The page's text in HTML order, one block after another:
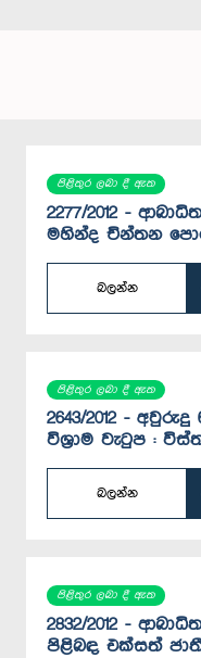
පිළිතුර ලබා දී ඇත
2277/2012 -
මහින්ද චින්තන
බලන්න
පිළිතුර ලබා දී ඇත
2643/2012 -
විශ්‍රාම වැටුප :
බලන්න
පිළිතුර ලබා දී ඇත
2832/2012 -
පිළිබඳ එක්සත්